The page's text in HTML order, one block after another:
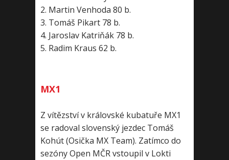
2. Martin Venhoda 80 b.
3. Tomáš Pikart 78 b.
4. Jaroslav Katriňák 78 b.
5. Radim Kraus 62 b.
MX1
Z vítězství v královské kubatuře MX1
se radoval slovenský jezdec Tomáš
Kohút (Osička MX Team). Zatímco do
sezóny Open MČR vstoupil v Lokti